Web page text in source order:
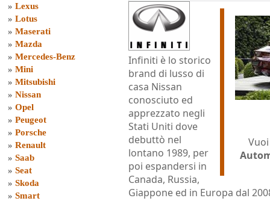
» Lexus
» Lotus
» Maserati
» Mazda
» Mercedes-Benz
» Mini
» Mitsubishi
» Nissan
» Opel
» Peugeot
» Porsche
» Renault
» Saab
» Seat
» Skoda
» Smart
Infiniti è lo storico
brand di lusso di
casa Nissan
conosciuto ed
apprezzato negli
Stati Uniti dove
debuttò nel
lontano 1989, per
poi espandersi in
Canada, Russia,
Giappone ed in Europa dal